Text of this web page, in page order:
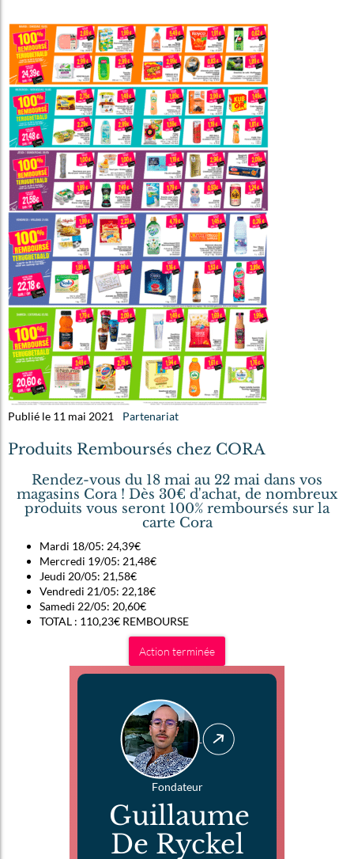
Publié le 11 mai 2021 Partenariat
Produits Remboursés chez CORA
Rendez-vous du 18 mai au 22 mai dans vos
magasins Cora ! Dès 30€ d'achat, de nombreux
produits vous seront 100% remboursés sur la
carte Cora
Mardi 18/05: 24,39€
Mercredi 19/05: 21,48€
Jeudi 20/05: 21,58€
Vendredi 21/05: 22,18€
Samedi 22/05: 20,60€
TOTAL : 110,23€ REMBOURSE
Action terminée
Fondateur
Guillaume
De Ryckel